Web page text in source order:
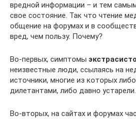
вредной информации – и тем
свое состояние. Так что чтение
общение на форумах и в
вред, чем пользу. Почему?
Во-первых, симптомы
неизвестные люди, ссылаясь на
источники, многие из которых
дилетантами, либо давно устарели.
Во-вторых, на сайтах и форумах